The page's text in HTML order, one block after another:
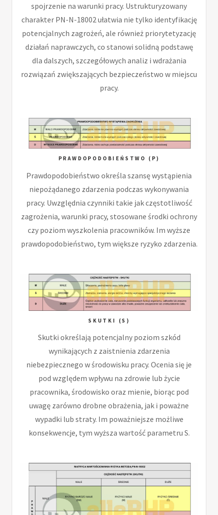
spojrzenie na warunki pracy. Ustrukturyzowany
charakter PN-N-18002 ułatwia nie tylko identyfikację
potencjalnych zagrożeń, ale również priorytetyzację
działań naprawczych, co stanowi solidną podstawę
dla dalszych, szczegółowych analiz i wdrażania
rozwiązań zwiększających bezpieczeństwo w miejscu
pracy.
PRAWDOPODOBIEŃSTWO (P)
Prawdopodobieństwo określa szansę wystąpienia
niepożądanego zdarzenia podczas wykonywania
pracy. Uwzględnia czynniki takie jak częstotliwość
zagrożenia, warunki pracy, stosowane środki ochrony
czy poziom wyszkolenia pracowników. Im wyższe
prawdopodobieństwo, tym większe ryzyko zdarzenia.
SKUTKI (S)
Skutki określają potencjalny poziom szkód
wynikających z zaistnienia zdarzenia
niebezpiecznego w środowisku pracy. Ocenia się je
pod względem wpływu na zdrowie lub życie
pracownika, środowisko oraz mienie, biorąc pod
uwagę zarówno drobne obrażenia, jak i poważne
wypadki lub straty. Im poważniejsze możliwe
konsekwencje, tym wyższa wartość parametru S.